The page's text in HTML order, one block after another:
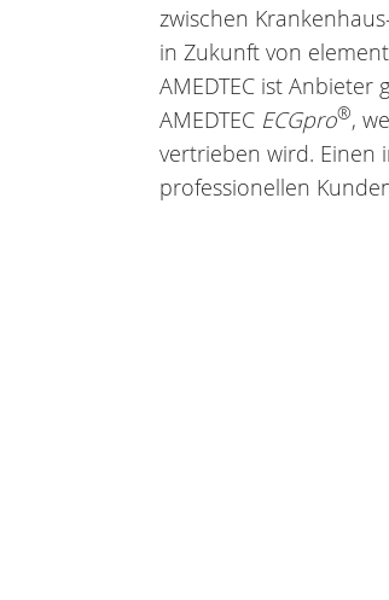
zwischen
in Zukunft von
AMEDTEC ist
AMEDTEC ECGpro®,
vertrieben wird. Einen
professionellen